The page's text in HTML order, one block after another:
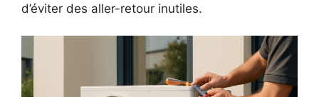
d’éviter des aller-retour inutiles.